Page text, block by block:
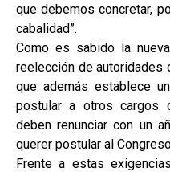
que debemos concretar,
cabalidad”.
Como es sabido la
reelección de autoridades
que además establece
postular a otros cargos
deben renunciar con un
querer postular al
Frente a estas